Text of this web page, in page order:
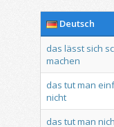
Deutsch
das lässt sich
machen
das tutman
nicht
das tutman